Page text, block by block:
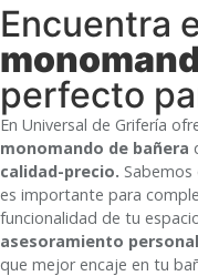
Encuentra
perfecto
En Universal de Grifería
monomando de bañera
calidad-precio.
es importante para
funcionalidad de tu
asesoramiento
que mejor encaje en tu